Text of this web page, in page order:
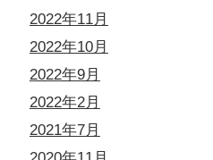
2022年11月
2022年10月
2022年9月
2022年2月
2021年7月